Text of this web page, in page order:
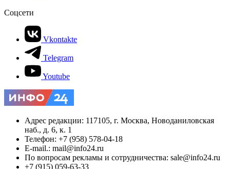
Соцсети
Vkontakte
Telegram
Youtube
Адрес редакции: 117105, г. Москва, Новоданиловская
наб., д. 6, к. 1
Телефон: +7 (958) 578-04-18
E-mail.: mail@info24.ru
По вопросам рекламы и сотрудничества: sale@info24.ru
+7 (915) 059-63-33